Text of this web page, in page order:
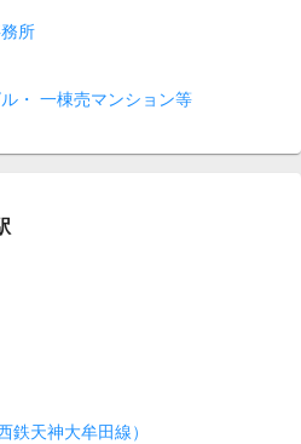
所
・ 一棟売マンション等
鉄天神大牟田線）